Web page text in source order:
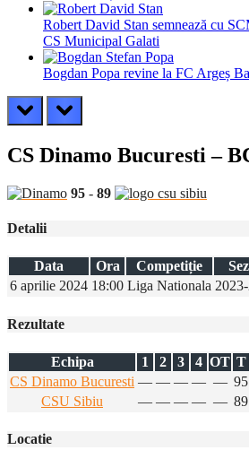
Robert David Stan semnează cu
CS Municipal Galati
Bogdan Popa revine la FC Argeș
prev next
CS Dinamo Bucuresti –
95 - 89
Detalii
Data Ora Competiție
6 aprilie 2024 18:00 Liga Nationala
Rezultate
Echipa 1 2 3 4 OT T
CS Dinamo Bucuresti — — — — — 95
CSU Sibiu
— — — — — 89
Locatie